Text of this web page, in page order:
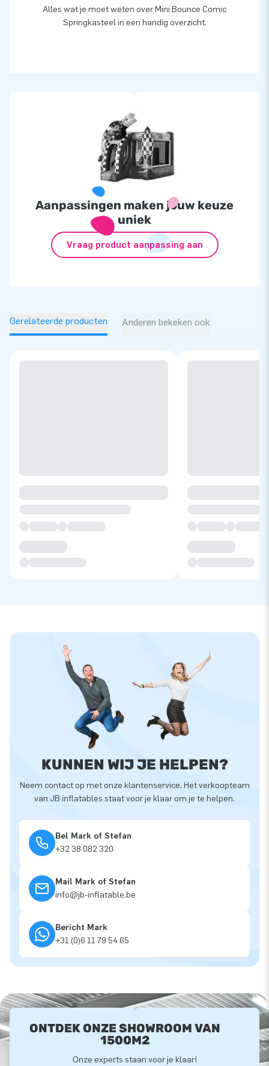
Alles wat je moet weten over Mini Bounce Comic
Springkasteel in een handig overzicht.
Aanpassingen maken jouw keuze
uniek
Vraag product aanpassing aan
Gerelateerde producten Anderen bekeken ook
KUNNEN WIJ JE HELPEN?
Neem contact op met onze klantenservice. Het verkoopteam
van JB inflatables staat voor je klaar om je te helpen.
Bel Mark of Stefan
+32 38 082 320
Mail Mark of Stefan
info@jb-inflatable.be
Bericht Mark
+31 (0)6 11 79 54 65
ONTDEK ONZE SHOWROOM VAN
1500M2
Onze experts staan voor je klaar!